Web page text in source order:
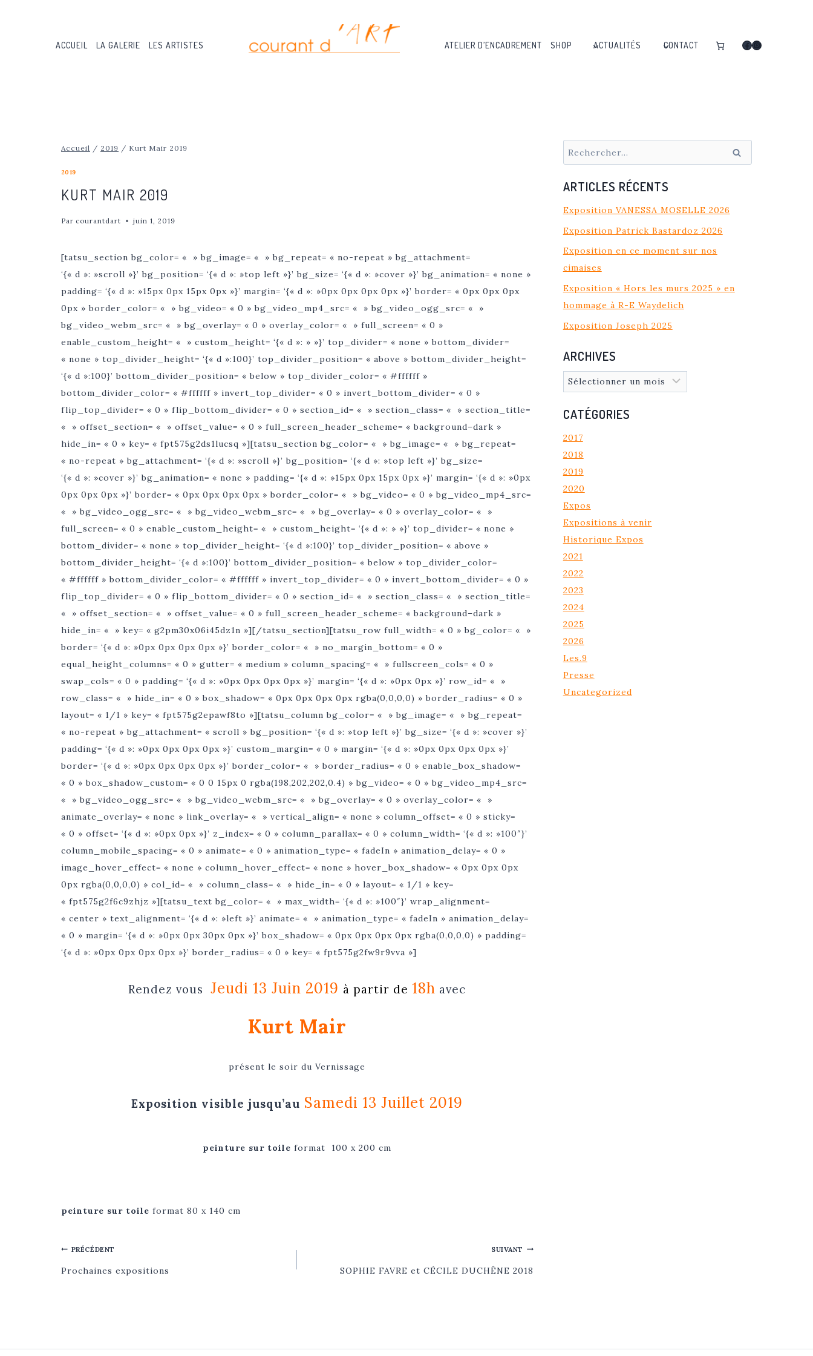
ACCUEIL LA GALERIE LES ARTISTES ATELIER D’ENCADREMENT SHOP ACTUALITÉS CONTACT Facebook
Instagram
Accueil / 2019 / Kurt Mair 2019
2019
KURT MAIR 2019
Par courantdart juin 1, 2019
[tatsu_section bg_color= « » bg_image= « » bg_repeat= « no-repeat » bg_attachment=
‘{« d »: »scroll »}’ bg_position= ‘{« d »: »top left »}’ bg_size= ‘{« d »: »cover »}’ bg_animation= « none »
padding= ‘{« d »: »15px 0px 15px 0px »}’ margin= ‘{« d »: »0px 0px 0px 0px »}’ border= « 0px 0px 0px
0px » border_color= « » bg_video= « 0 » bg_video_mp4_src= « » bg_video_ogg_src= « »
bg_video_webm_src= « » bg_overlay= « 0 » overlay_color= « » full_screen= « 0 »
enable_custom_height= « » custom_height= ‘{« d »: » »}’ top_divider= « none » bottom_divider=
« none » top_divider_height= ‘{« d »:100}’ top_divider_position= « above » bottom_divider_height=
‘{« d »:100}’ bottom_divider_position= « below » top_divider_color= « #ffffff »
bottom_divider_color= « #ffffff » invert_top_divider= « 0 » invert_bottom_divider= « 0 »
flip_top_divider= « 0 » flip_bottom_divider= « 0 » section_id= « » section_class= « » section_title=
« » offset_section= « » offset_value= « 0 » full_screen_header_scheme= « background–dark »
hide_in= « 0 » key= « fpt575g2ds1lucsq »][tatsu_section bg_color= « » bg_image= « » bg_repeat=
« no-repeat » bg_attachment= ‘{« d »: »scroll »}’ bg_position= ‘{« d »: »top left »}’ bg_size=
‘{« d »: »cover »}’ bg_animation= « none » padding= ‘{« d »: »15px 0px 15px 0px »}’ margin= ‘{« d »: »0px
0px 0px 0px »}’ border= « 0px 0px 0px 0px » border_color= « » bg_video= « 0 » bg_video_mp4_src=
« » bg_video_ogg_src= « » bg_video_webm_src= « » bg_overlay= « 0 » overlay_color= « »
full_screen= « 0 » enable_custom_height= « » custom_height= ‘{« d »: » »}’ top_divider= « none »
bottom_divider= « none » top_divider_height= ‘{« d »:100}’ top_divider_position= « above »
bottom_divider_height= ‘{« d »:100}’ bottom_divider_position= « below » top_divider_color=
« #ffffff » bottom_divider_color= « #ffffff » invert_top_divider= « 0 » invert_bottom_divider= « 0 »
flip_top_divider= « 0 » flip_bottom_divider= « 0 » section_id= « » section_class= « » section_title=
« » offset_section= « » offset_value= « 0 » full_screen_header_scheme= « background–dark »
hide_in= « » key= « g2pm30x06i45dz1n »][/tatsu_section][tatsu_row full_width= « 0 » bg_color= « »
border= ‘{« d »: »0px 0px 0px 0px »}’ border_color= « » no_margin_bottom= « 0 »
equal_height_columns= « 0 » gutter= « medium » column_spacing= « » fullscreen_cols= « 0 »
swap_cols= « 0 » padding= ‘{« d »: »0px 0px 0px 0px »}’ margin= ‘{« d »: »0px 0px »}’ row_id= « »
row_class= « » hide_in= « 0 » box_shadow= « 0px 0px 0px 0px rgba(0,0,0,0) » border_radius= « 0 »
layout= « 1/1 » key= « fpt575g2epawf8to »][tatsu_column bg_color= « » bg_image= « » bg_repeat=
« no-repeat » bg_attachment= « scroll » bg_position= ‘{« d »: »top left »}’ bg_size= ‘{« d »: »cover »}’
padding= ‘{« d »: »0px 0px 0px 0px »}’ custom_margin= « 0 » margin= ‘{« d »: »0px 0px 0px 0px »}’
border= ‘{« d »: »0px 0px 0px 0px »}’ border_color= « » border_radius= « 0 » enable_box_shadow=
« 0 » box_shadow_custom= « 0 0 15px 0 rgba(198,202,202,0.4) » bg_video= « 0 » bg_video_mp4_src=
« » bg_video_ogg_src= « » bg_video_webm_src= « » bg_overlay= « 0 » overlay_color= « »
animate_overlay= « none » link_overlay= « » vertical_align= « none » column_offset= « 0 » sticky=
« 0 » offset= ‘{« d »: »0px 0px »}’ z_index= « 0 » column_parallax= « 0 » column_width= ‘{« d »: »100″}’
column_mobile_spacing= « 0 » animate= « 0 » animation_type= « fadeIn » animation_delay= « 0 »
image_hover_effect= « none » column_hover_effect= « none » hover_box_shadow= « 0px 0px 0px
0px rgba(0,0,0,0) » col_id= « » column_class= « » hide_in= « 0 » layout= « 1/1 » key=
« fpt575g2f6c9zhjz »][tatsu_text bg_color= « » max_width= ‘{« d »: »100″}’ wrap_alignment=
« center » text_alignment= ‘{« d »: »left »}’ animate= « » animation_type= « fadeIn » animation_delay=
« 0 » margin= ‘{« d »: »0px 0px 30px 0px »}’ box_shadow= « 0px 0px 0px 0px rgba(0,0,0,0) » padding=
‘{« d »: »0px 0px 0px 0px »}’ border_radius= « 0 » key= « fpt575g2fw9r9vva »]
Rendez vousJeudi 13 Juin 2019 à partir de18h avec
Kurt Mair
présent le soir du Vernissage
Exposition visible jusqu’au Samedi 13 Juillet 2019
peinture sur toile format 100 x 200 cm
peinture sur toile format 80 x 140 cm
NAVIGATION
DE
PRÉCÉDENT
Prochaines expositions
SUIVANT
SOPHIE FAVRE et CÉCILE DUCHÊNE 2018
Rechercher :
ARTICLES RÉCENTS
Exposition VANESSA MOSELLE 2026
Exposition Patrick Bastardoz 2026
Exposition en ce moment sur nos
cimaises
Exposition « Hors les murs 2025 » en
hommage à R-E Waydelich
Exposition Joseph 2025
ARCHIVES
Archives
CATÉGORIES
2017
2018
2019
2020
Expos
Expositions à venir
Historique Expos
2021
2022
2023
2024
2025
2026
Les.9
Presse
Uncategorized